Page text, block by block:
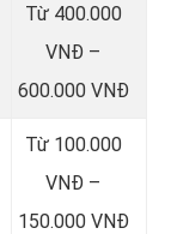
Từ 400.000
VNĐ –
600.000 VNĐ
Từ 100.000
VNĐ –
150.000 VNĐ